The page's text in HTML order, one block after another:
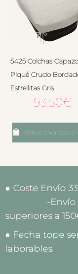
5425 Colchas
Piqué Crudo
Estrellitas Gris
93.50€
Seleccionar
● Coste
-Envío
superiores a
● Fecha tope
laborables.